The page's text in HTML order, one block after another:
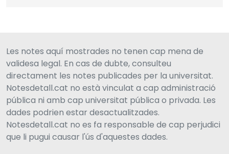
Les notes aquí mostrades no tenen cap mena de
validesa legal. En cas de dubte, consulteu
directament les notes publicades per la universitat.
Notesdetall.cat no està vinculat a cap administració
pública ni amb cap universitat pública o privada. Les
dades podrien estar desactualitzades.
Notesdetall.cat no es fa responsable de cap perjudici
que li pugui causar l'ús d'aquestes dades.